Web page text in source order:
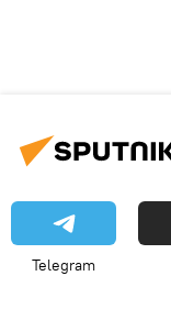
Telegram